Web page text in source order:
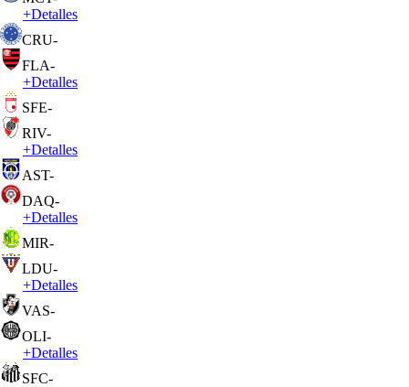
+Detalles
CRU-
FLA-
+Detalles
SFE-
RIV-
+Detalles
AST-
DAQ-
+Detalles
MIR-
LDU-
+Detalles
VAS-
OLI-
+Detalles
SFC-